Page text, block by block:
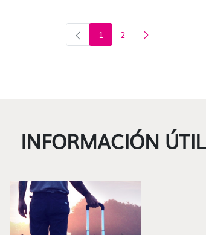
Página
1 Página
2
INFORMACIÓN ÚTIL